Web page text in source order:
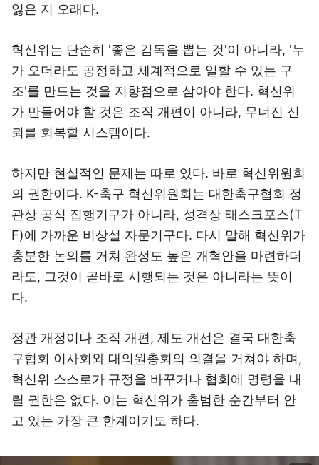
잃은 지 오래다.
혁신위는 단순히 '좋은 감독을 뽑는 것'이 아니라, '누
가 오더라도 공정하고 체계적으로 일할 수 있는 구
조'를 만드는 것을 지향점으로 삼아야 한다. 혁신위
가 만들어야 할 것은 조직 개편이 아니라, 무너진 신
뢰를 회복할 시스템이다.
하지만 현실적인 문제는 따로 있다. 바로 혁신위원회
의 권한이다. K-축구 혁신위원회는 대한축구협회 정
관상 공식 집행기구가 아니라, 성격상 태스크포스(T
F)에 가까운 비상설 자문기구다. 다시 말해 혁신위가
충분한 논의를 거쳐 완성도 높은 개혁안을 마련하더
라도, 그것이 곧바로 시행되는 것은 아니라는 뜻이
다.
정관 개정이나 조직 개편, 제도 개선은 결국 대한축
구협회 이사회와 대의원총회의 의결을 거쳐야 하며,
혁신위 스스로가 규정을 바꾸거나 협회에 명령을 내
릴 권한은 없다. 이는 혁신위가 출범한 순간부터 안
고 있는 가장 큰 한계이기도 하다.